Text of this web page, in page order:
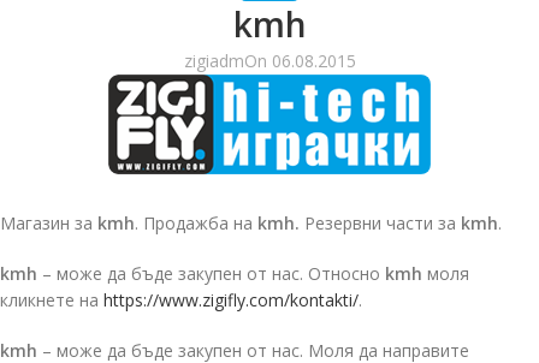
kmh
zigiadmOn 06.08.2015
Магазин за kmh. Продажба на kmh. Резервни части за kmh.
kmh – може да бъде закупен от нас. Относно kmh моля
кликнете на https://www.zigifly.com/kontakti/.
kmh – може да бъде закупен от нас. Моля да направите